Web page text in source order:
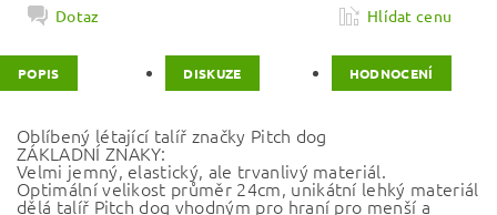
Dotaz Hlídat cenu
POPIS DISKUZE HODNOCENÍ
Oblíbený létající talíř značky Pitch dog
ZÁKLADNÍ ZNAKY:
Velmi jemný, elastický, ale trvanlivý materiál.
Optimální velikost průměr 24cm, unikátní lehký materiál
dělá talíř Pitch dog vhodným pro hraní pro menší a